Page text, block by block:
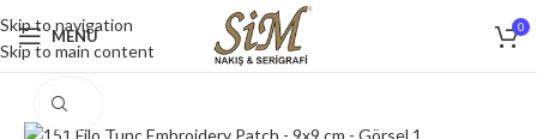
Skip to navigation
Skip to main content
MENU 0